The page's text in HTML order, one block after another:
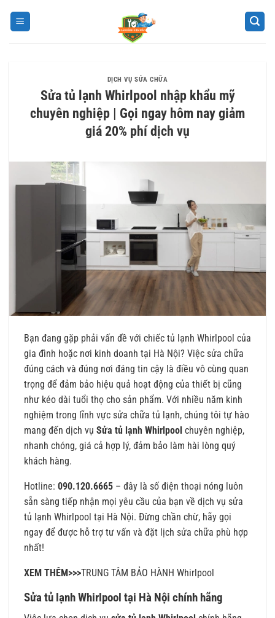
DỊCH VỤ SỬA CHỮA
Sửa tủ lạnh Whirlpool nhập khẩu mỹ
chuyên nghiệp | Gọi ngay hôm nay giảm
giá 20% phí dịch vụ
Bạn đang gặp phải vấn đề với chiếc tủ lạnh Whirlpool của
gia đình hoặc nơi kinh doanh tại Hà Nội? Việc sửa chữa
đúng cách và đúng nơi đáng tin cậy là điều vô cùng quan
trọng để đảm bảo hiệu quả hoạt động của thiết bị cũng
như kéo dài tuổi thọ cho sản phẩm. Với nhiều năm kinh
nghiệm trong lĩnh vực sửa chữa tủ lạnh, chúng tôi tự hào
mang đến dịch vụ Sửa tủ lạnh Whirlpool chuyên nghiệp,
nhanh chóng, giá cả hợp lý, đảm bảo làm hài lòng quý
khách hàng.
Hotline: 090.120.6665 – đây là số điện thoại nóng luôn
sẵn sàng tiếp nhận mọi yêu cầu của bạn về dịch vụ sửa
tủ lạnh Whirlpool tại Hà Nội. Đừng chần chừ, hãy gọi
ngay để được hỗ trợ tư vấn và đặt lịch sửa chữa phù hợp
nhất!
XEM THÊM>>>TRUNG TÂM BẢO HÀNH Whirlpool
Sửa tủ lạnh Whirlpool tại Hà Nội chính hãng